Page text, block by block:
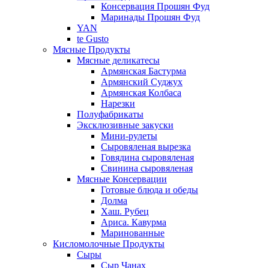
Консервация Прошян Фуд
Маринады Прошян Фуд
YAN
te Gusto
Мясные Продукты
Мясные деликатесы
Армянская Бастурма
Армянский Суджух
Армянская Колбаса
Нарезки
Полуфабрикаты
Эксклюзивные закуски
Мини-рулеты
Сыровяленая вырезка
Говядина сыровяленая
Свинина сыровяленая
Мясные Консервации
Готовые блюда и обеды
Долма
Хаш. Рубец
Ариса. Кавурма
Маринованные
Кисломолочные Продукты
Сыры
Сыр Чанах